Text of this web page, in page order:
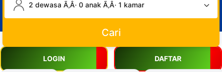
2 dewasa Ã‚Â· 0 anak Ã‚Â· 1 kamar
Cari
LOGIN DAFTAR